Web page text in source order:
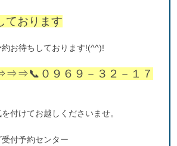
ております
お待ちしております!(^^)!
０９６９－３２－１７
付けてお越しくださいませ。
付予約センター